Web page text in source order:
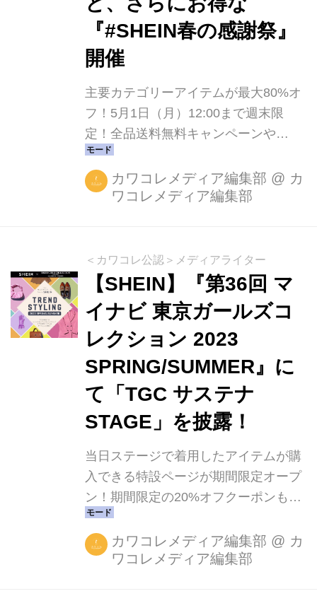
『#SHEIN春の感謝祭』
開催
主要カテゴリーアイテムが最大80%オ
フ！5月1日（月）12:00まで週末限
定！全品送料無料キャンペーンや
5,000円のギフトカードゲットのチャ
ンスも！カワコレメディア編集部 @ カ
ワコレメディア編集部
＜カワコレ公認＞メディアライター
【SHEIN】『第36回 マ
イナビ 東京ガールズコ
レクション 2023
SPRING/SUMMER』に
て「TGC サステナ
STAGE」を披露！
当日ステージで着用したアイテムが購
入できる特設ページが期間限定オープ
ン！期間限定の20%オフクーポンも配
布中！
カワコレメディア編集部 @ カ
ワコレメディア編集部